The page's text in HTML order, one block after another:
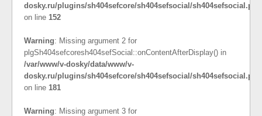
dosky.ru/plugins/sh404sefcore/sh404sefsocial/sh404sefsocial.php
on line 152
Warning: Missing argument 2 for
plgSh404sefcoresh404sefSocial::onContentAfterDisplay() in
/var/www/v-dosky/data/www/v-
dosky.ru/plugins/sh404sefcore/sh404sefsocial/sh404sefsocial.php
on line 181
Warning: Missing argument 3 for